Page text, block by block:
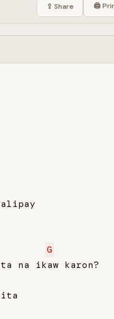
⇪ Share 🖨
G
na ikaw karon?